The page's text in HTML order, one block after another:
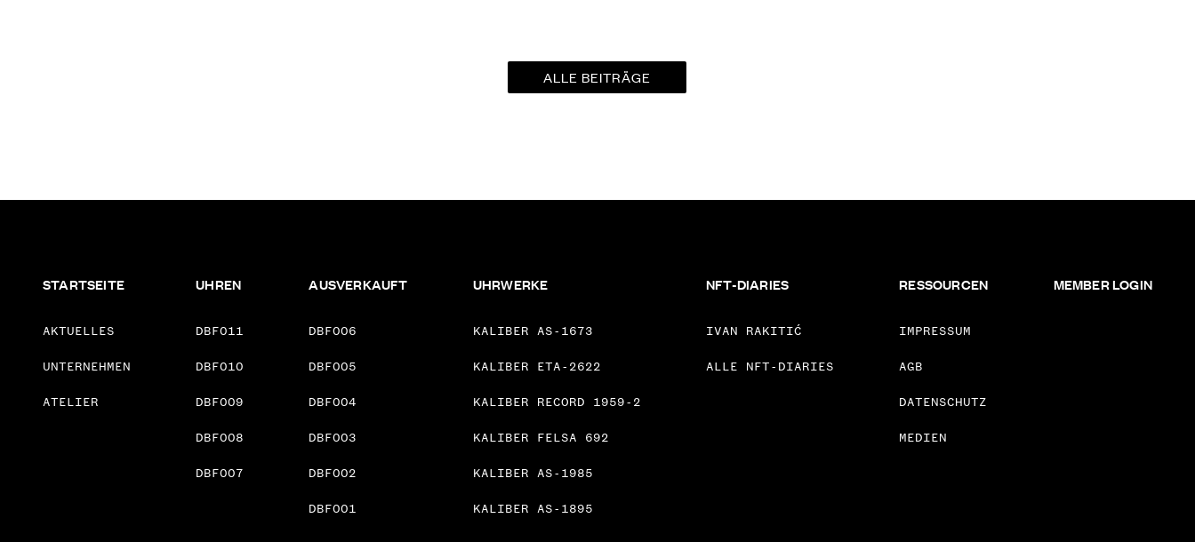
ALLE BEITRÄGE
STARTSEITE
AKTUELLES
UNTERNEHMEN
ATELIER
UHREN
DBF011
DBF010
DBF009
DBF008
DBF007
AUSVERKAUFT
DBF006
DBF005
DBF004
DBF003
DBF002
DBF001
UHRWERKE
KALIBER AS-1673
KALIBER ETA-2622
KALIBER RECORD 1959-2
KALIBER FELSA 692
KALIBER AS-1985
KALIBER AS-1895
NFT-DIARIES
IVAN RAKITIĆ
ALLE NFT-DIARIES
RESSOURCEN
IMPRESSUM
AGB
DATENSCHUTZ
MEDIEN
MEMBER LOGIN